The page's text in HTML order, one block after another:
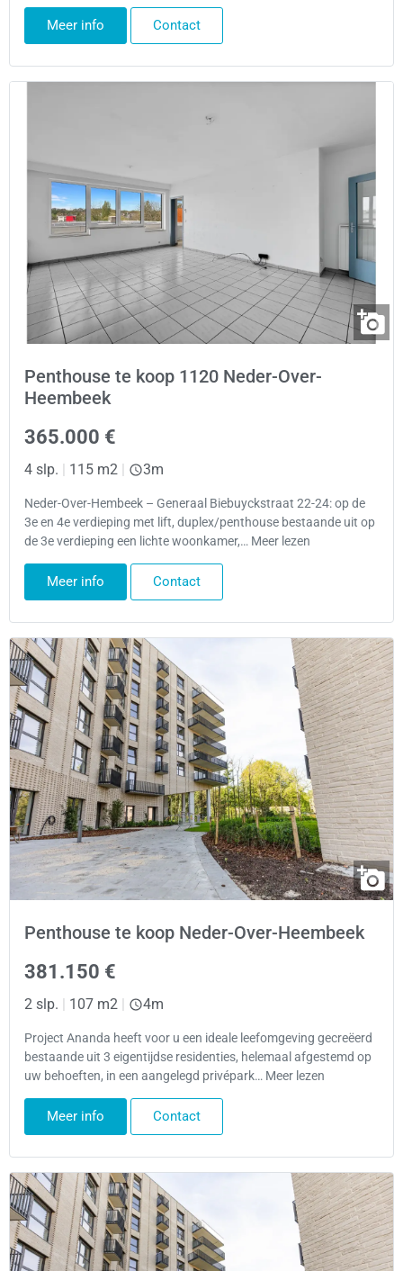
Meer info Contact
Penthouse te koop 1120 Neder-Over-
Heembeek
365.000 €
4 slp. 115 m2 3m
Neder-Over-Hembeek – Generaal Biebuyckstraat 22-24: op de
3e en 4e verdieping met lift, duplex/penthouse bestaande uit op
de 3e verdieping een lichte woonkamer,… Meer lezen
Meer info Contact
Penthouse te koop Neder-Over-Heembeek
381.150 €
2 slp. | 107 m2 | 4m
Project Ananda heeft voor u een ideale leefomgeving gecreëerd
bestaande uit 3 eigentijdse residenties, helemaal afgestemd op
uw behoeften, in een aangelegd privépark… Meer lezen
Meer info Contact